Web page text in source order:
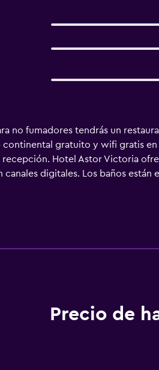
no fumadores tendrás un
continental gratuito y wifi gratis en
recepción. Hotel Astor Victoria
canales digitales. Los baños
para las personas de
de ocio y esparcimiento
Precio de